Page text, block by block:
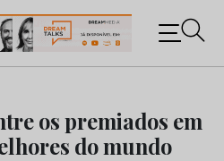
sobre os negócios do
os premiados em
do mundo